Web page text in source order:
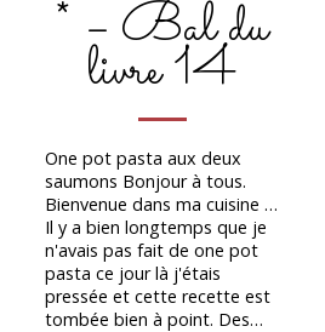
* – Bal du
livre 14
One pot pasta aux deux
saumons Bonjour à tous.
Bienvenue dans ma cuisine …
Il y a bien longtemps que je
n'avais pas fait de one pot
pasta ce jour là j'étais
pressée et cette recette est
tombée bien à point. Des…